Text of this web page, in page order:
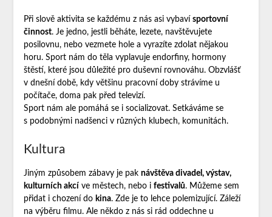
Při slově aktivita se každému z nás asi vybaví sportovní
činnost. Je jedno, jestli běháte, lezete, navštěvujete
posilovnu, nebo vezmete hole a vyrazíte zdolat nějakou
horu. Sport nám do těla vyplavuje endorfiny, hormony
štěstí, které jsou důležité pro duševní rovnováhu. Obzvlášť
v dnešní době, kdy většinu pracovní doby strávíme u
počítače, doma pak před televizí.
Sport nám ale pomáhá se i socializovat. Setkáváme se
s podobnými nadšenci v různých klubech, komunitách.
Kultura
Jiným způsobem zábavy je pak návštěva divadel, výstav,
kulturních akcí ve městech, nebo i festivalů. Můžeme sem
přidat i chození do kina. Zde je to lehce polemizující. Záleží
na výběru filmu. Ale někdo z nás si rád oddechne u